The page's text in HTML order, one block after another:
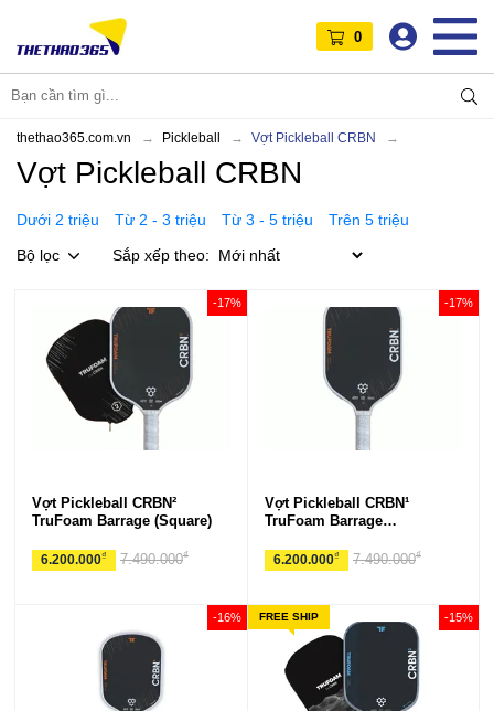
0
thethao365.com.vn Pickleball Vợt Pickleball CRBN
Vợt Pickleball CRBN
Dưới 2 triệu Từ 2 - 3 triệu Từ 3 - 5 triệu
Trên 5 triệu
Bộ lọc
Sắp xếp theo:
Vợt Pickleball CRBN²
TruFoam Barrage (Square)
6.200.000₫
-17%
7.490.000₫
Vợt Pickleball CRBN¹
TruFoam Barrage
6.200.000₫
-17%
7.490.000₫
-16% FREE SHIP -15%